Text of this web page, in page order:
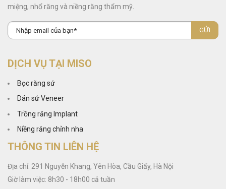
miệng, nhổ răng và niềng răng thẩm mỹ.
DỊCH VỤ TẠI MISO
Bọc răng sứ
Dán sứ Veneer
Trồng răng Implant
Niềng răng chỉnh nha
THÔNG TIN LIÊN HỆ
Địa chỉ: 291 Nguyễn Khang, Yên Hòa, Cầu Giấy, Hà Nội
Giờ làm việc: 8h30 - 18h00 cả tuần